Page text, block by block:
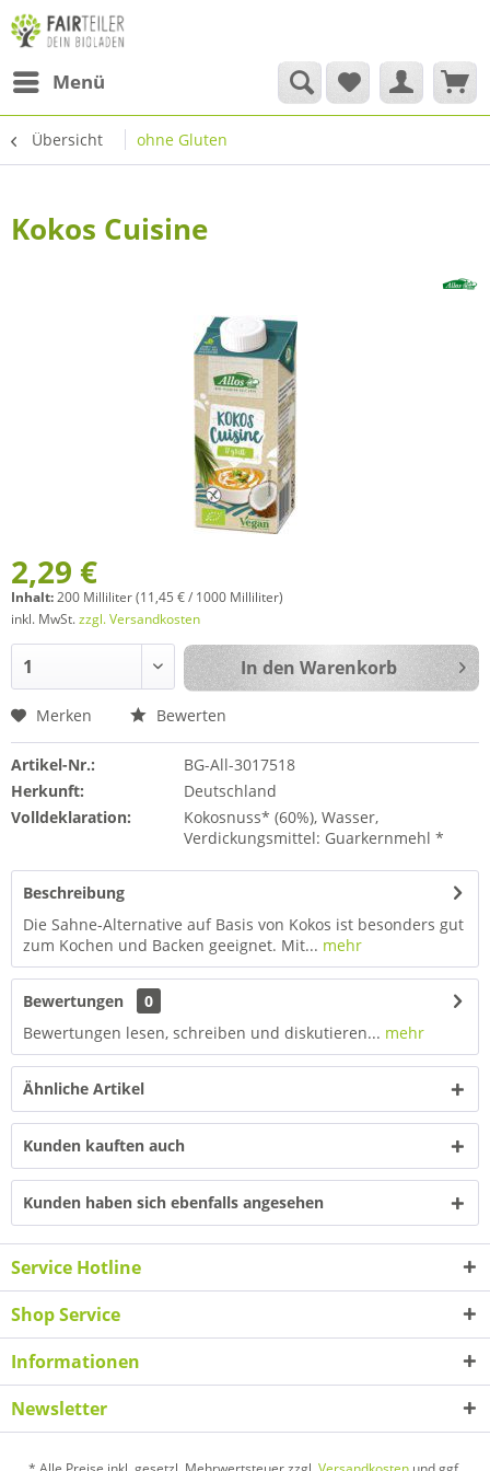
Menü
Übersicht ohne Gluten
Kokos Cuisine
2,29 €
Inhalt:200 Milliliter (11,45 € / 1000 Milliliter)
inkl. MwSt.zzgl. Versandkosten
In den Warenkorb
Merken Bewerten
Artikel-Nr.:
BG-All-3017518
Herkunft:
Deutschland
Volldeklaration:
Kokosnuss* (60%), Wasser,
Verdickungsmittel: Guarkernmehl *
Beschreibung
Die Sahne-Alternative auf Basis von Kokos ist besonders gut
zum Kochen und Backen geeignet. Mit... mehr
Bewertungen
0
Bewertungen lesen, schreiben und diskutieren... mehr
Ähnliche Artikel
Kunden kauften auch
Kunden haben sich ebenfalls angesehen
Service Hotline
Shop Service
Informationen
Newsletter